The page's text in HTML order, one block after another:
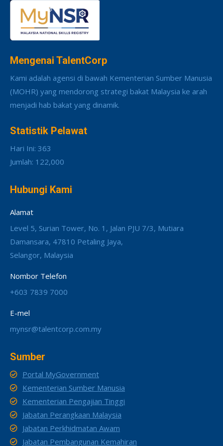
Mengenai TalentCorp
Kami adalah agensi di bawah Kementerian Sumber Manusia
(MOHR) yang mendorong strategi bakat Malaysia ke arah
menjadi hab bakat yang dinamik.
Statistik Pelawat
Hari Ini: 363
Jumlah: 122,000
Hubungi Kami
Alamat
Level 5, Surian Tower, No. 1, Jalan PJU 7/3, Mutiara
Damansara, 47810 Petaling Jaya,
Selangor, Malaysia
Nombor Telefon
+603 7839 7000
E-mel
mynsr@talentcorp.com.my
Sumber
Portal MyGovernment
Kementerian Sumber Manusia
Kementerian Pengajian Tinggi
Jabatan Perangkaan Malaysia
Jabatan Perkhidmatan Awam
Jabatan Pembangunan Kemahiran